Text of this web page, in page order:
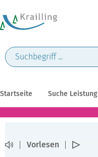
Startseite Suche Leistung
Vorlesen